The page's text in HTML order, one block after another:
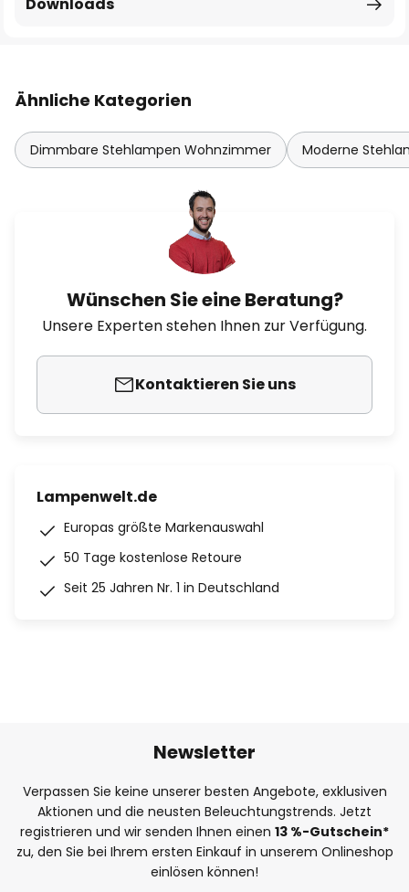
Ähnliche Kategorien
Dimmbare Stehlampen Wohnzimmer Moderne
Wünschen Sie eine Beratung?
Unsere Experten stehen Ihnen zur Verfügung.
Kontaktieren Sie uns
Lampenwelt.de
Europas größte Markenauswahl
50 Tage kostenlose Retoure
Seit 25 Jahren Nr. 1 in Deutschland
Newsletter
Verpassen Sie keine unserer besten Angebote, exklusiven
Aktionen und die neusten Beleuchtungstrends. Jetzt
registrieren und wir senden Ihnen einen 13 %-Gutschein*
zu, den Sie bei Ihrem ersten Einkauf in unserem Onlineshop
einlösen können!